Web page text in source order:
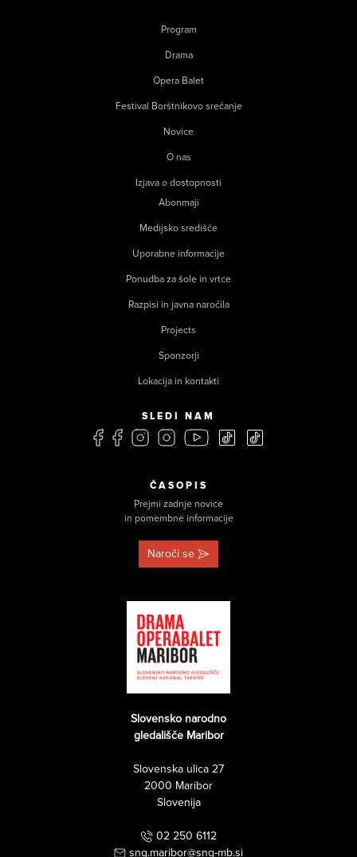
Program
Drama
Opera Balet
Festival Borštnikovo srečanje
Novice
O nas
Izjava o dostopnosti
Abonmaji
Medijsko središče
Uporabne informacije
Ponudba za šole in vrtce
Razpisi in javna naročila
Projects
Sponzorji
Lokacija in kontakti
SLEDI NAM
ČASOPIS
Prejmi zadnje novice
in pomembne informacije
Naroči se
Slovensko narodno
gledališče Maribor
Slovenska ulica 27
2000 Maribor
Slovenija
02 250 6112
sng.maribor@sng-mb.si